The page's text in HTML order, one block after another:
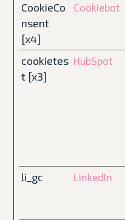
CookieCo
nsent
[x4]
Cookiebot
cookietes
t [x3]
HubSpot
li_gc LinkedIn